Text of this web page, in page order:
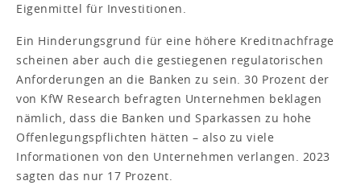
Eigenmittel für Investitionen.
Ein Hinderungsgrund für eine höhere Kreditnachfrage
scheinen aber auch die gestiegenen regulatorischen
Anforderungen an die Banken zu sein. 30 Prozent der
von KfW Research befragten Unternehmen beklagen
nämlich, dass die Banken und Sparkassen zu hohe
Offenlegungspflichten hätten – also zu viele
Informationen von den Unternehmen verlangen. 2023
sagten das nur 17 Prozent.